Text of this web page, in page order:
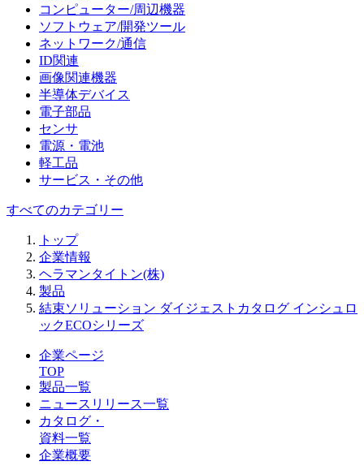
コンピューター/周辺機器
ソフトウェア/開発ツール
ネットワーク/通信
ID関連
画像関連機器
半導体デバイス
電子部品
センサ
電源・電池
軽工品
サービス・その他
すべてのカテゴリー
トップ
企業情報
ヘラマンタイトン(株)
製品
結束ソリューション ダイジェストカタログ インシュロ
ックECOシリーズ
企業ページ
TOP
製品一覧
ニュースリリース一覧
カタログ・
資料一覧
企業概要